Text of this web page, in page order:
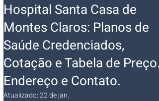
Hospital Santa Casa de
Montes Claros: Planos de
Saúde Credenciados,
Cotação e Tabela de Preço.
Endereço e Contato.
Atualizado:22 de jan.